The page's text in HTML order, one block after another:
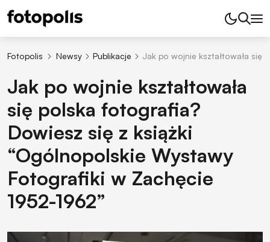
Fotopolis Newsy Publikacje Jak po wojnie kształtowała się
Jak po wojnie kształtowała
się polska fotografia?
Dowiesz się z książki
“Ogólnopolskie Wystawy
Fotografiki w Zachęcie
1952-1962”